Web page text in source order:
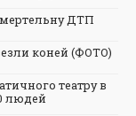
ДТП
коней (ФОТО)
театру в
людей